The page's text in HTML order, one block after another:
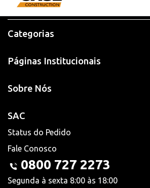
Categorias
Páginas Institucionais
Sobre Nós
SAC
Status do Pedido
Fale Conosco
0800 727 2273
Segunda à sexta 8:00 às 18:00